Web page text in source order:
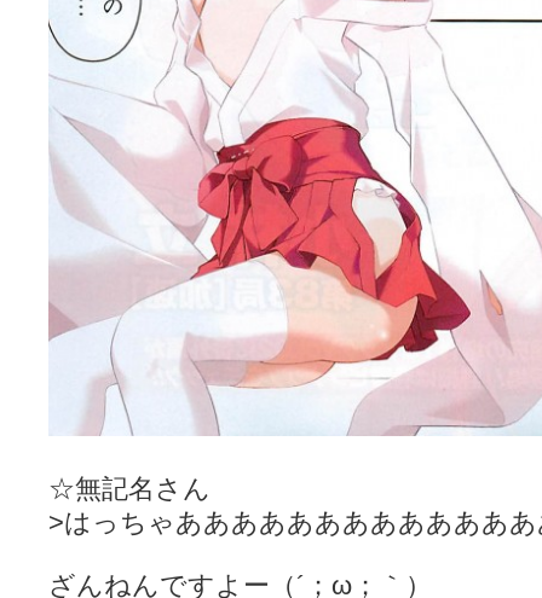
☆無記名さん
>はっちゃああああああああああああ
ざんねんですよー（´；ω；｀）